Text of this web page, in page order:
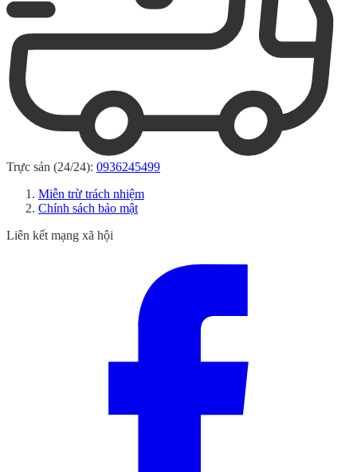
Trực sản (24/24): 0936245499
Miễn trừ trách nhiệm
Chính sách bảo mật
Liên kết mạng xã hội